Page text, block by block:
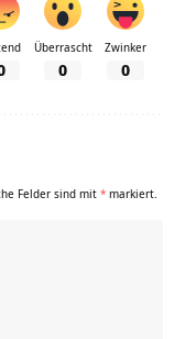
Überrascht
0
Zwinker
0
Felder sind mit * markiert.